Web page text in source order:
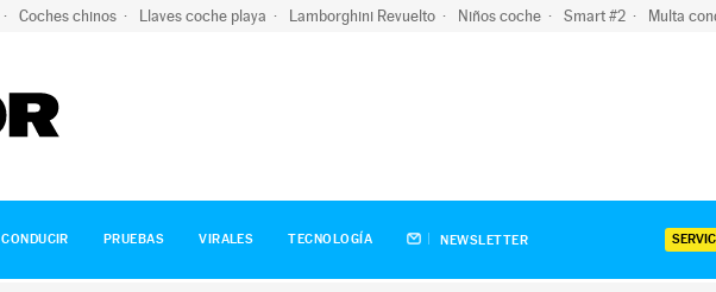
Coches chinos Llaves coche playa Lamborghini Revuelto Niños coche Smart #2 Multa
CONDUCIR PRUEBAS VIRALES TECNOLOGÍA NEWSLETTER